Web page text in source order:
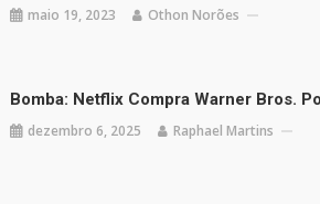
maio 19, 2023 Othon Norões
Bomba: Netflix Compra Warner Bros.
dezembro 6, 2025 Raphael Martins